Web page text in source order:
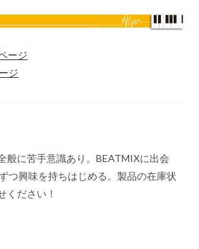
ージ
ジ
般に苦手意識あり。BEATMIXに出会
つ興味を持ちはじめる。製品の在庫状
ください！